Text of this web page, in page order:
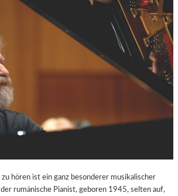
hören ist ein ganz besonderer musikalischer
rumänische Pianist, geboren 1945, selten auf,